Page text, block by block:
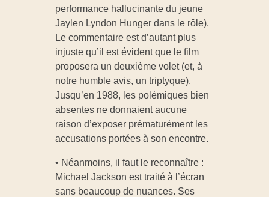
performance hallucinante du jeune
Jaylen Lyndon Hunger dans le rôle).
Le commentaire est d’autant plus
injuste qu’il est évident que le film
proposera un deuxième volet (et, à
notre humble avis, un triptyque).
Jusqu’en 1988, les polémiques bien
absentes ne donnaient aucune
raison d’exposer prématurément les
accusations portées à son encontre.
• Néanmoins, il faut le reconnaître :
Michael Jackson est traité à l’écran
sans beaucoup de nuances. Ses